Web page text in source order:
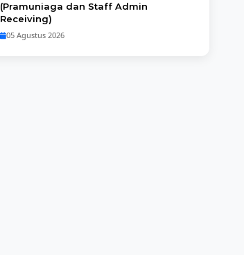
(Pramuniaga dan Staff Admin
Receiving)
05 Agustus 2026